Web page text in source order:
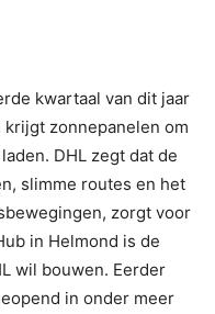
kwartaal van dit jaar
zonnepanelen om
DHL zegt dat de
slimme routes en het
zorgt voor
in Helmond is de
wil bouwen. Eerder
in onder meer